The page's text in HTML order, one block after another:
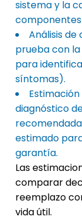
sistema y la
Análisis de
prueba con
para
síntomas).
diagnóstico
estimado
garantía.
Las
comparar
reemplazo
vida útil.